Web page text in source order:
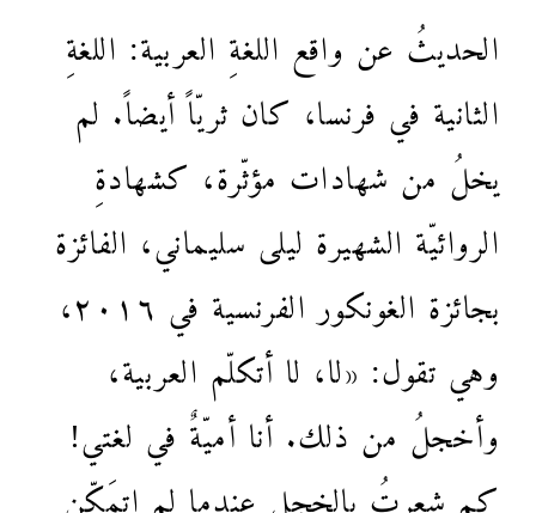
الحديثُ عن واقع اللغةِ العربية: اللغةِ
الثانية في فرنسا، كان ثريّاً أيضاً. لم
يخلُ من شهادات مؤثّرة، كشهادةِ
الروائيّة الشهيرة ليلى سليماني، الفائزة
بجائزة الغونكور الفرنسية في ٢٠١٦،
وهي تقول: «لا، لا أتكلّم العربية،
وأخجلُ من ذلك. أنا أميّةٌ في لغتي!
كم شعرتُ بالخجل عندما لم اتمَكّن